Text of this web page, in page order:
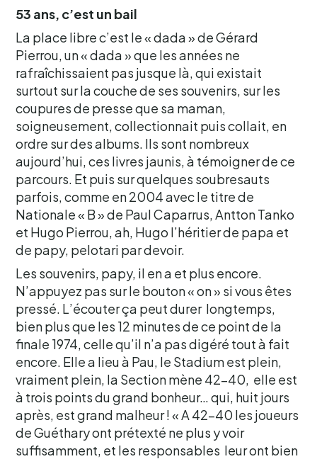
53 ans, c’est un bail
La place libre c’est le « dada » de Gérard
Pierrou, un « dada » que les années ne
rafraîchissaient pas jusque là, qui existait
surtout sur la couche de ses souvenirs, sur les
coupures de presse que sa maman,
soigneusement, collectionnait puis collait, en
ordre sur des albums. Ils sont nombreux
aujourd’hui, ces livres jaunis, à témoigner de ce
parcours. Et puis sur quelques soubresauts
parfois, comme en 2004 avec le titre de
Nationale « B » de Paul Caparrus, Antton Tanko
et Hugo Pierrou, ah, Hugo l’héritier de papa et
de papy, pelotari par devoir.
Les souvenirs, papy, il en a et plus encore.
N’appuyez pas sur le bouton « on » si vous êtes
pressé. L’écouter ça peut durer longtemps,
bien plus que les 12 minutes de ce point de la
finale 1974, celle qu’il n’a pas digéré tout à fait
encore. Elle a lieu à Pau, le Stadium est plein,
vraiment plein, la Section mène 42-40, elle est
à trois points du grand bonheur… qui, huit jours
après, est grand malheur ! « A 42-40 les joueurs
de Guéthary ont prétexté ne plus y voir
suffisamment, et les responsables leur ont bien